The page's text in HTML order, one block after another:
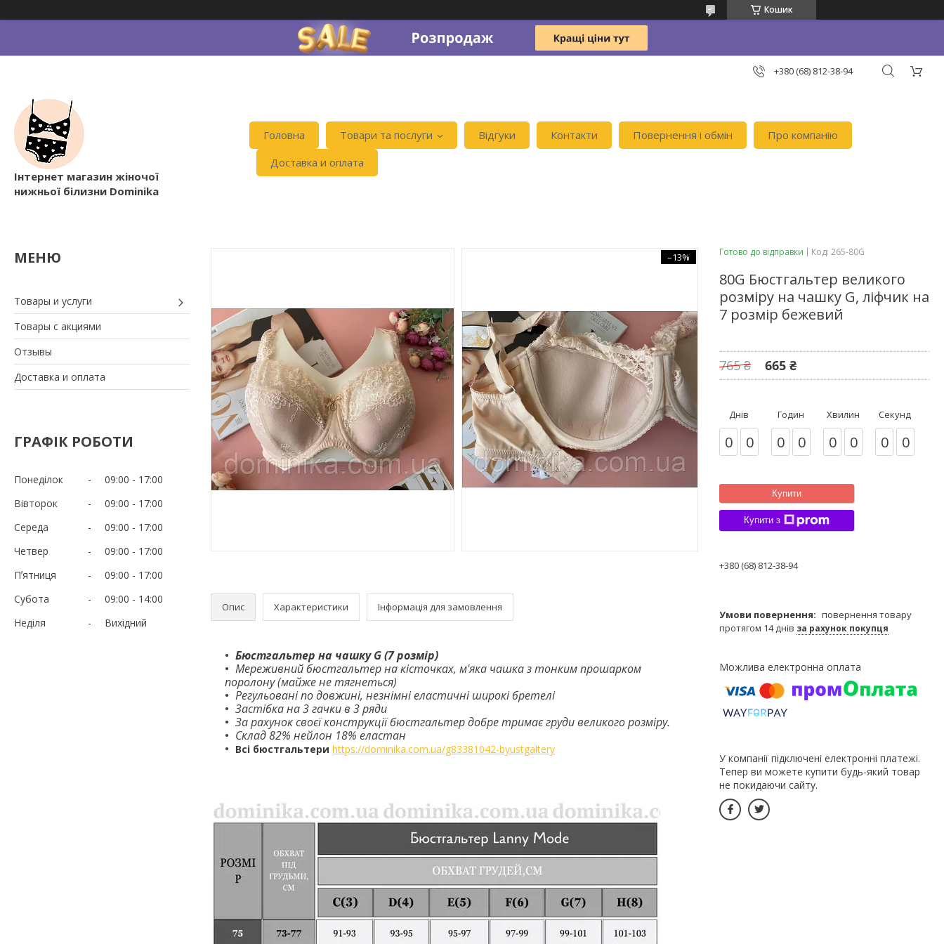
Кошик
+380 (68) 812-38-94
Інтернет магазин жіночої
нижньої білизни Dominika
Головна Товари та послуги Відгуки Контакти Повернення і обмін
Про компанію
Доставка и оплата
Товары и услуги
Товары с акциями
Отзывы
Доставка и оплата
ГРАФІК РОБОТИ
Понеділок 09:00
17:00
Вівторок
09:00
17:00
Середа
09:00
17:00
Четвер
09:00
17:00
Пʼятниця
09:00
17:00
Субота
09:00
14:00
Неділя
Вихідний
–13%
Опис Характеристики Інформація для замовлення
Бюстгальтер на чашку G (7 розмір)
Мереживний бюстгальтер на кісточках, м'яка чашка з тонким прошарком
поролону (майже не тягнеться)
Регульовані по довжині, незнімні еластичні широкі бретелі
Застібка на 3 гачки в 3 ряди
За рахунок своєї конструкції бюстгальтер добре тримає груди великого розміру.
Склад 82% нейлон 18% еластан
Всі бюстгальтери https://dominika.com.ua/g83381042-byustgaltery
Готово до відправки Код: 265-80G
80G Бюстгальтер великого
розміру на чашку G, ліфчик на
7 розмір бежевий
765 ₴ 665 ₴
Днів
0 0
Годин
0 0
Хвилин
0 0
Секунд
0 0
Купити
Купити з
+380 (68) 812-38-94
повернення товару
протягом 14 днів за рахунок покупця
У компанії підключені електронні платежі.
Тепер ви можете купити будь-який товар
не покидаючи сайту.